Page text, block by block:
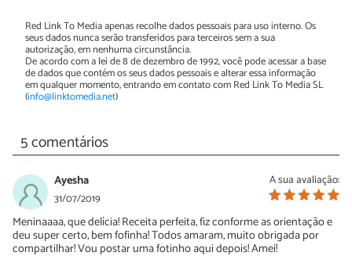
Red Link To Media apenas recolhe dados pessoais para uso interno. Os
seus dados nunca serão transferidos para terceiros sem a sua
autorização, em nenhuma circunstância.
De acordo com a lei de 8 de dezembro de 1992, você pode acessar a base
de dados que contém os seus dados pessoais e alterar essa informação
em qualquer momento, entrando em contato com Red Link To Media SL
(info@linktomedia.net)
5 comentários
A sua avaliação:
Ayesha
31/07/2019
Meninaaaa, que delícia! Receita perfeita, fiz conforme as orientação e
deu super certo, bem fofinha! Todos amaram, muito obrigada por
compartilhar! Vou postar uma fotinho aqui depois! Amei!